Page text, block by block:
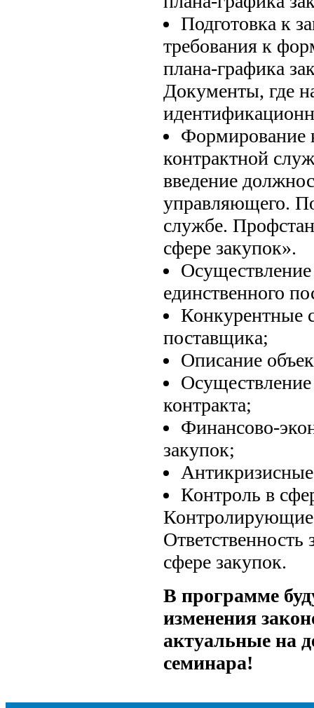
Подготовка к
требования к
плана-графика
Документы, где
Формирование
контрактной
введение
управляющего.
службе.
сфере закупок».
единственного
Конкурентные
поставщика;
Описание
контракта;
Финансово-
закупок;
Контроль в
Контролирующие
сфере закупок.
В программе
изменения
актуальные на
семинара!